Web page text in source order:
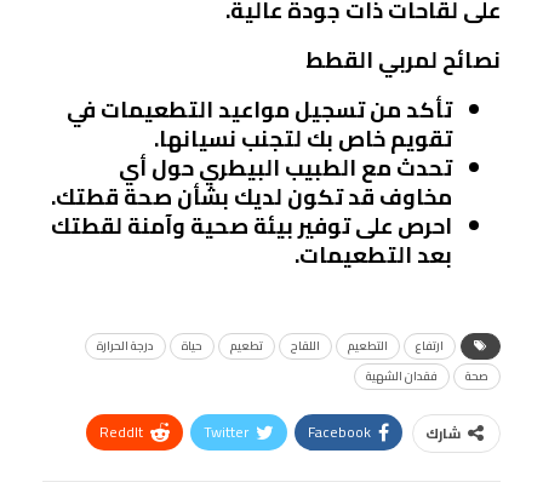
على لقاحات ذات جودة عالية.
نصائح لمربي القطط
تأكد من تسجيل مواعيد التطعيمات في
تقويم خاص بك لتجنب نسيانها.
تحدث مع الطبيب البيطري حول أي
مخاوف قد تكون لديك بشأن صحة قطتك.
احرص على توفير بيئة صحية وآمنة لقطتك
بعد التطعيمات.
ارتفاع التطعيم اللقاح تطعيم حياة
درجة الحرارة
صحة
فقدان الشهية
شارك Facebook
Twitter
ReddIt